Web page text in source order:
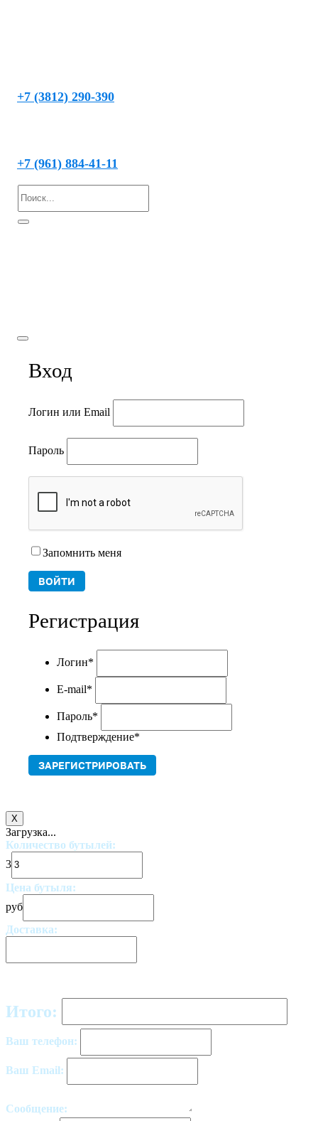
+7 (3812) 290-390
+7 (961) 884-41-11
Вход
Логин или Email
Пароль
Запомнить меня
Регистрация
Логин*
E-mail*
Пароль*
Подтверждение*
X
Загрузка...
Количество бутылей:
3
Цена бутыля:
руб
Доставка:
Итого:
Ваш телефон:
Ваш Email:
Сообщение: